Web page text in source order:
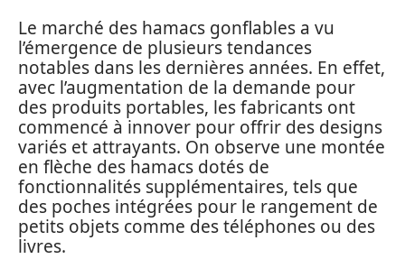
Le marché des hamacs gonflables a vu
l’émergence de plusieurs tendances
notables dans les dernières années. En effet,
avec l’augmentation de la demande pour
des produits portables, les fabricants ont
commencé à innover pour offrir des designs
variés et attrayants. On observe une montée
en flèche des hamacs dotés de
fonctionnalités supplémentaires, tels que
des poches intégrées pour le rangement de
petits objets comme des téléphones ou des
livres.